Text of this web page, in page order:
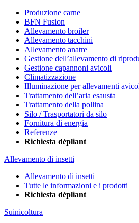
Produzione carne
BFN Fusion
Allevamento broiler
Allevamento tacchini
Allevamento anatre
Gestione dell’allevamento di
Gestione capannoni avicoli
Climatizzazione
Illuminazione per allevamenti
Trattamento dell’aria esausta
Trattamento della pollina
Silo / Trasportatori da silo
Fornitura di energia
Referenze
Richiesta dépliant
Allevamento di insetti
Allevamento di insetti
Tutte le informazioni e i prodotti
Richiesta dépliant
Suinicoltura